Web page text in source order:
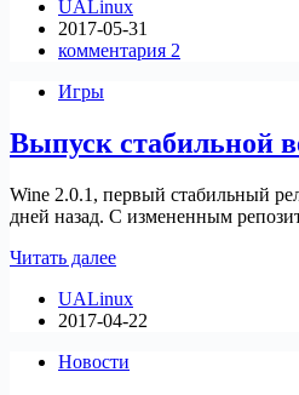
2.9
в
Ubuntu/Linux
UALinux
2017-05-31
комментария 2
Игры
Выпуск стабильной
Wine 2.0.1, первый стабильный
дней назад. С измененным
Читать далееВыпуск
версии
Wine
UALinux
2017-04-22
Новости